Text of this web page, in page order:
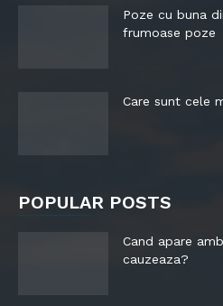
Poze cu buna
frumoase poze
Care sunt cele
POPULAR POSTS
Cand apare
cauzeaza?